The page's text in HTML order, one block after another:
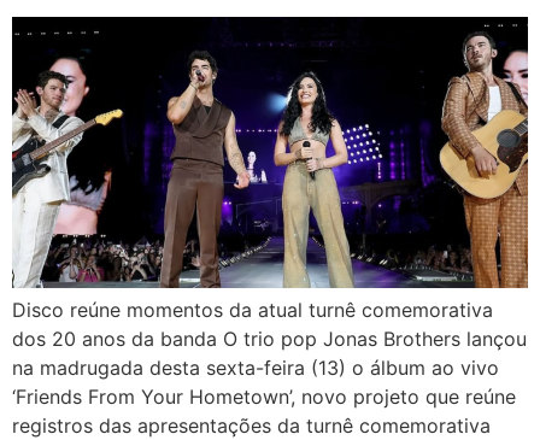
Disco reúne momentos da atual turnê comemorativa
dos 20 anos da banda O trio pop Jonas Brothers lançou
na madrugada desta sexta-feira (13) o álbum ao vivo
‘Friends From Your Hometown’, novo projeto que reúne
registros das apresentações da turnê comemorativa